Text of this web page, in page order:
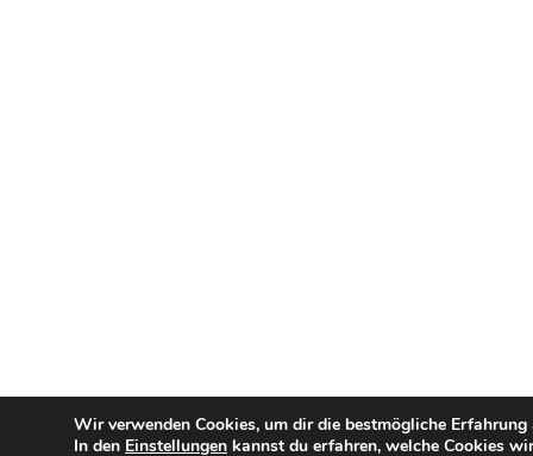
Wir verwenden Cookies, um dir die bestmögliche
In den Einstellungen kannst du erfahren, welche Cookies